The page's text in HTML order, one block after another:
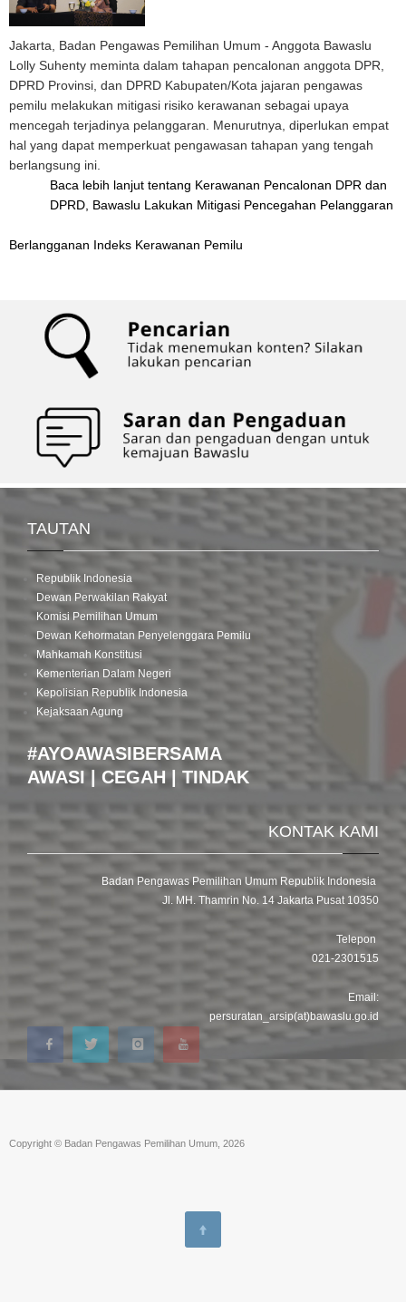
Jakarta, Badan Pengawas Pemilihan Umum - Anggota Bawaslu
Lolly Suhenty meminta dalam tahapan pencalonan anggota DPR,
DPRD Provinsi, dan DPRD Kabupaten/Kota jajaran pengawas
pemilu melakukan mitigasi risiko kerawanan sebagai upaya
mencegah terjadinya pelanggaran. Menurutnya, diperlukan empat
hal yang dapat memperkuat pengawasan tahapan yang tengah
berlangsung ini.
Baca lebih lanjut tentang Kerawanan Pencalonan DPR dan
DPRD, Bawaslu Lakukan Mitigasi Pencegahan Pelanggaran
Berlangganan Indeks Kerawanan Pemilu
TAUTAN
Republik Indonesia
Dewan Perwakilan Rakyat
Komisi Pemilihan Umum
Dewan Kehormatan Penyelenggara Pemilu
Mahkamah Konstitusi
Kementerian Dalam Negeri
Kepolisian Republik Indonesia
Kejaksaan Agung
#AYOAWASIBERSAMA
AWASI | CEGAH | TINDAK
KONTAK KAMI
Badan Pengawas Pemilihan Umum Republik Indonesia
Jl. MH. Thamrin No. 14 Jakarta Pusat 10350
Telepon
021-2301515
Email:
persuratan_arsip(at)bawaslu.go.id
Copyright © Badan Pengawas Pemilihan Umum, 2026